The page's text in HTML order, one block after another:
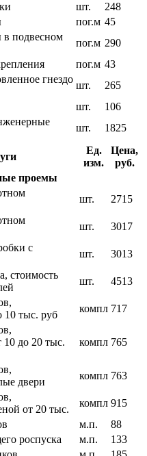
шт.
248
пог.м 45
в подвесном
пог.м 290
пог.м 43
гнездо
шт.
265
шт.
106
шт. 1825
Ед.
изм.
Цена,
руб.
проемы
шт.
2715
шт.
3017
с
шт.
3013
стоимость
шт.
4513
10 тыс. руб
компл 717
10 до 20 тыс.
компл 765
двери
компл 763
от 20 тыс.
компл 915
м.п.
88
роспуска
м.п.
133